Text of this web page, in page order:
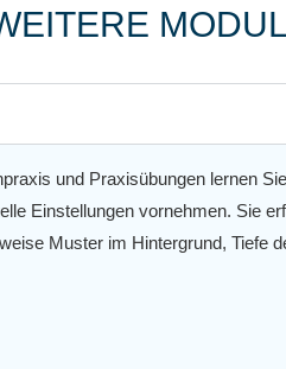
und Praxisübungen lernen
Einstellungen vornehmen. Sie
Muster im Hintergrund, Tiefe